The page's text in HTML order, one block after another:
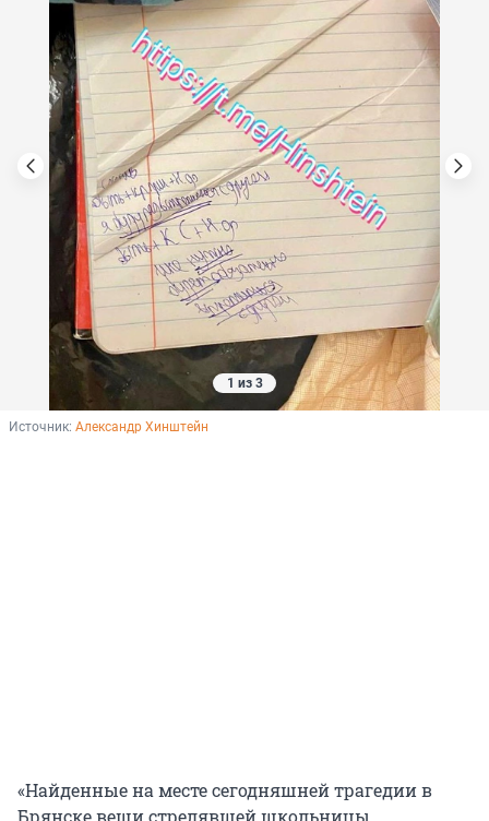
1 из 3
Источник: Александр Хинштейн
«Найденные на месте сегодняшней трагедии в
Брянске вещи стрелявшей школьницы